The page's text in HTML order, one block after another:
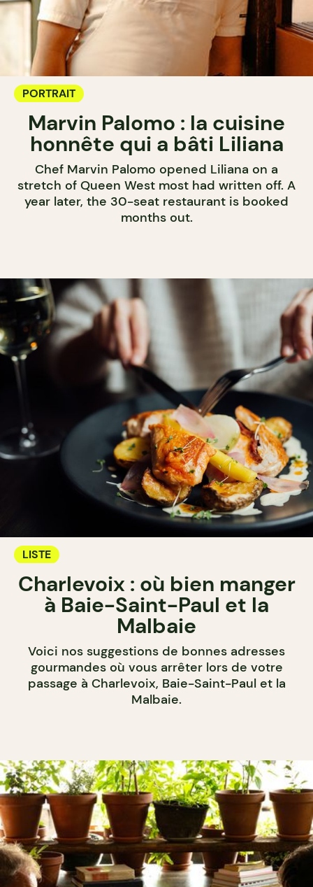
PORTRAIT
Marvin Palomo : la cuisine
honnête qui a bâti Liliana
Chef Marvin Palomo opened Liliana on a
stretch of Queen West most had written off. A
year later, the 30-seat restaurant is booked
months out.
LISTE
Charlevoix : où bien manger
à Baie-Saint-Paul et la
Malbaie
Voici nos suggestions de bonnes adresses
gourmandes où vous arrêter lors de votre
passage à Charlevoix, Baie-Saint-Paul et la
Malbaie.